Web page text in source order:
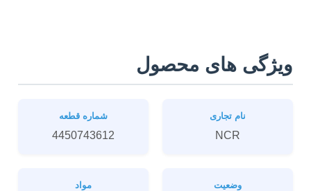
ویژگی های محصول
نام تجاری
NCR
شماره قطعه
4450743612
وضعیت مواد